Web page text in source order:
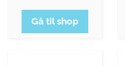
Gå til shop